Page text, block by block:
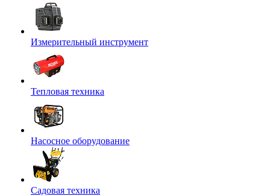
Измерительный инструмент
Тепловая техника
Насосное оборудование
Садовая техника